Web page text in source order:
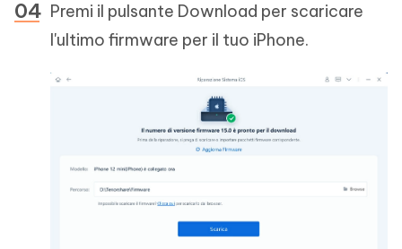
Premi il pulsante Download per scaricare
l'ultimo firmware per il tuo iPhone.